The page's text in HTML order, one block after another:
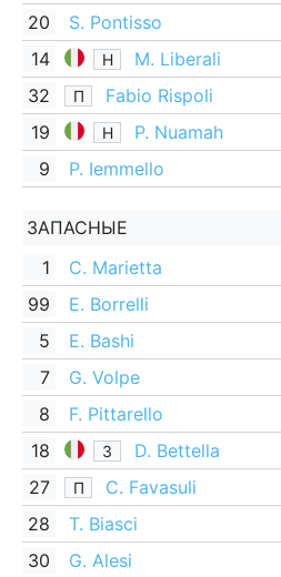
20 S. Pontisso
14 Н M. Liberali
32 П Fabio Rispoli
19 Н P. Nuamah
9 P. Iemmello
ЗАПАСНЫЕ
1
C. Marietta
99
E. Borrelli
5
E. Bashi
7
G. Volpe
8
F. Pittarello
18 З D. Bettella
27 П C. Favasuli
28
T. Biasci
30
G. Alesi